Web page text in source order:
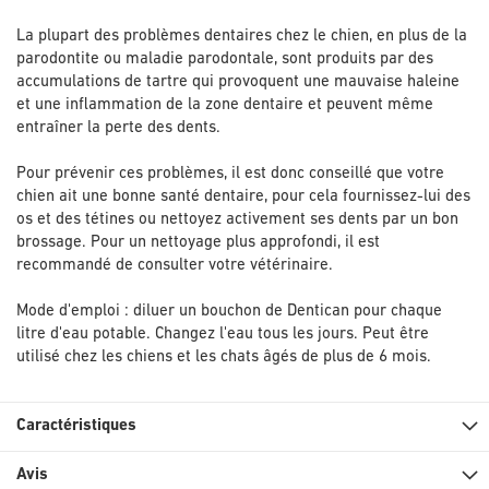
La plupart des problèmes dentaires chez le chien, en plus de la
parodontite ou maladie parodontale, sont produits par des
accumulations de tartre qui provoquent une mauvaise haleine
et une inflammation de la zone dentaire et peuvent même
entraîner la perte des dents.
Pour prévenir ces problèmes, il est donc conseillé que votre
chien ait une bonne santé dentaire, pour cela fournissez-lui des
os et des tétines ou nettoyez activement ses dents par un bon
brossage. Pour un nettoyage plus approfondi, il est
recommandé de consulter votre vétérinaire.
Mode d'emploi : diluer un bouchon de Dentican pour chaque
litre d'eau potable. Changez l'eau tous les jours. Peut être
utilisé chez les chiens et les chats âgés de plus de 6 mois.
Caractéristiques
Avis